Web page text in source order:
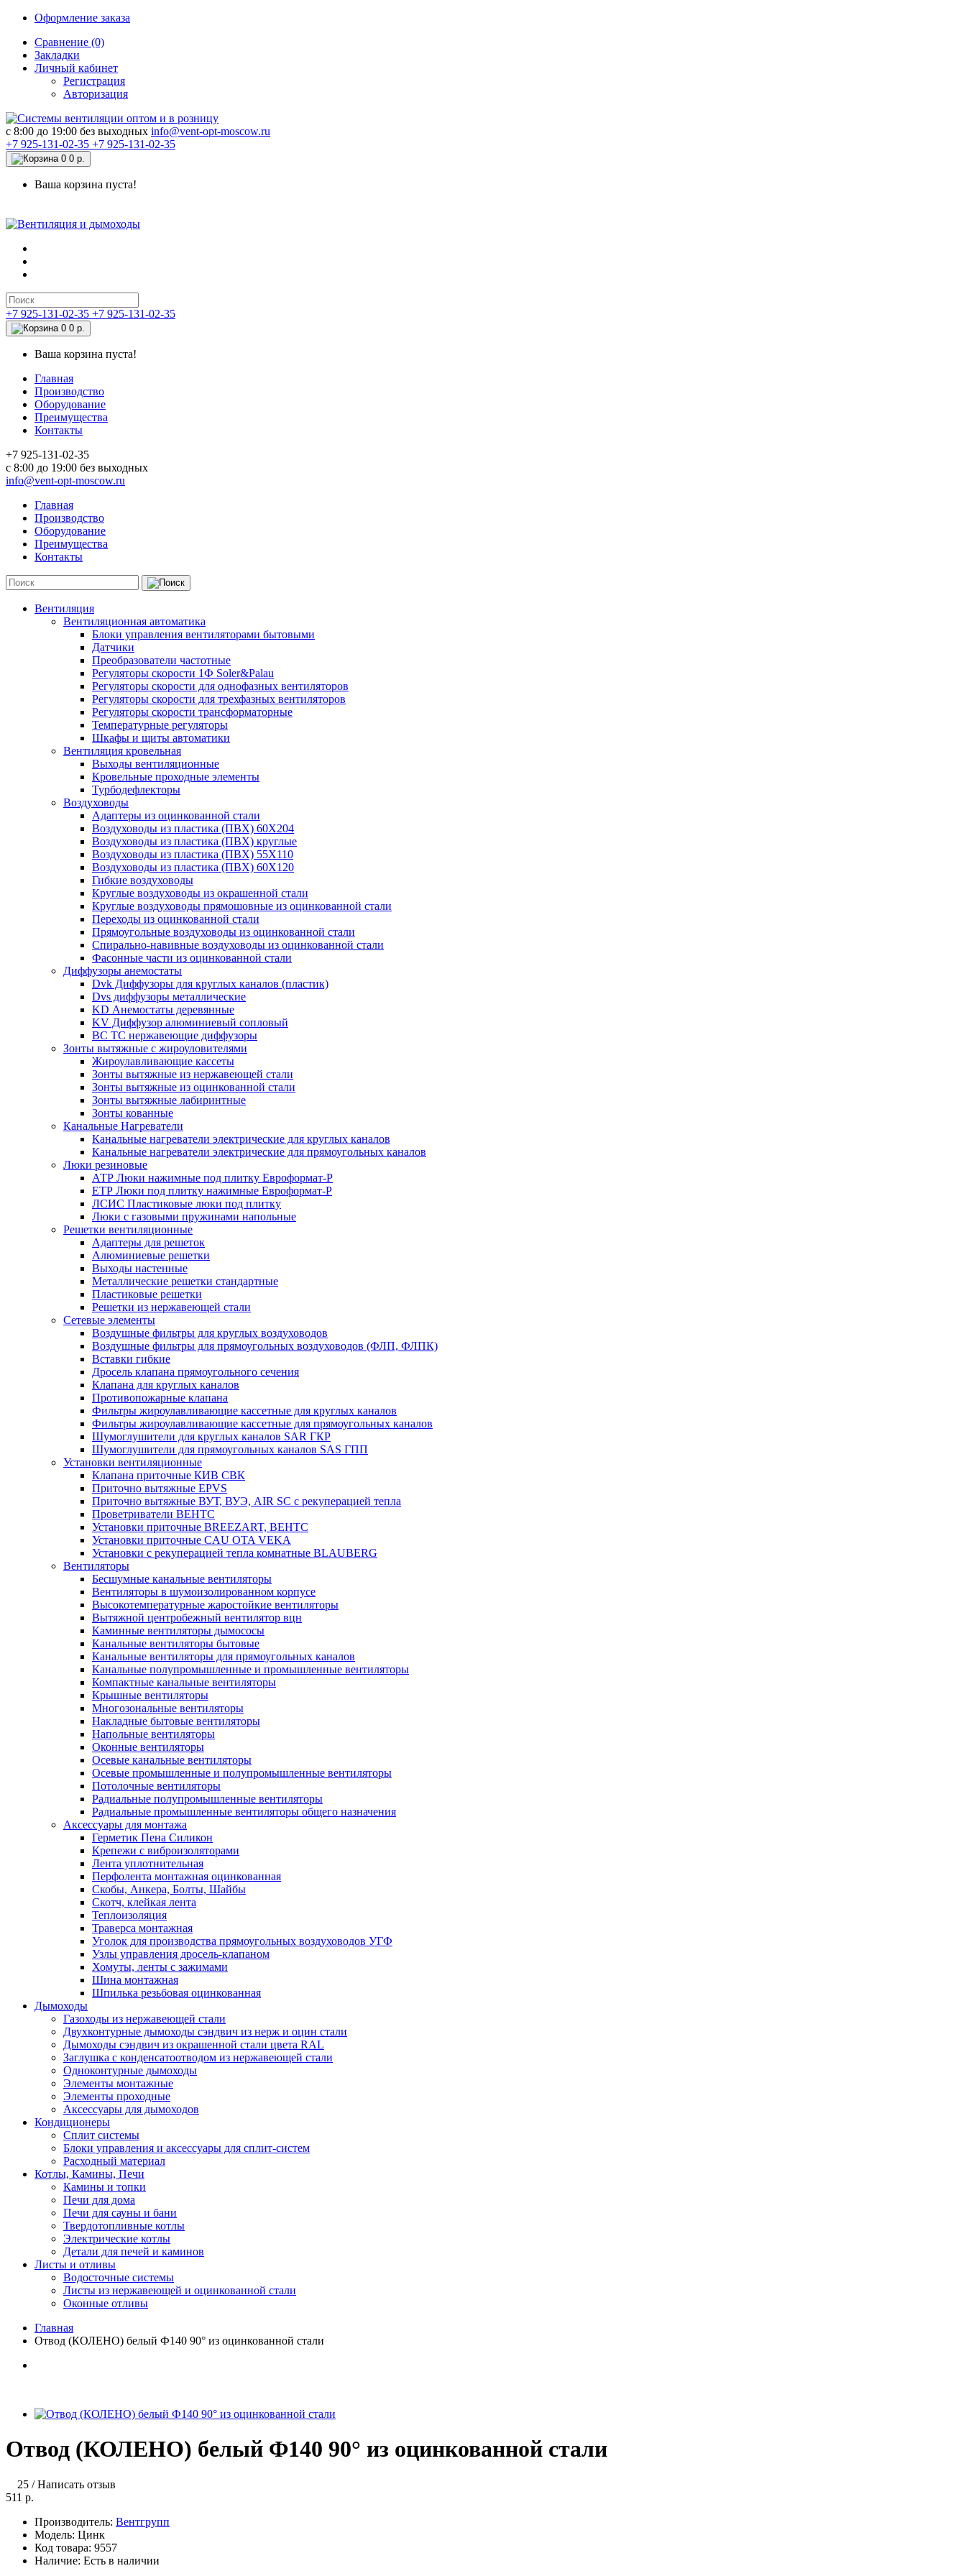
Оформление заказа
Сравнение (0)
Закладки
Личный кабинет
Регистрация
Авторизация
c 8:00 до 19:00 без выходных info@vent-opt-moscow.ru
+7 925-131-02-35 +7 925-131-02-35
0 0 р.
Ваша корзина пуста!
+7 925-131-02-35 +7 925-131-02-35
0 0 р.
Ваша корзина пуста!
Главная
Производство
Оборудование
Преимущества
Контакты
+7 925-131-02-35
c 8:00 до 19:00 без выходных
info@vent-opt-moscow.ru
Главная
Производство
Оборудование
Преимущества
Контакты
Вентиляция
Вентиляционная автоматика
Блоки управления вентиляторами бытовыми
Датчики
Преобразователи частотные
Регуляторы скорости 1Ф Soler&Palau
Регуляторы скорости для однофазных вентиляторов
Регуляторы скорости для трехфазных вентиляторов
Регуляторы скорости трансформаторные
Температурные регуляторы
Шкафы и щиты автоматики
Вентиляция кровельная
Выходы вентиляционные
Кровельные проходные элементы
Турбодефлекторы
Воздуховоды
Адаптеры из оцинкованной стали
Воздуховоды из пластика (ПВХ) 60Х204
Воздуховоды из пластика (ПВХ) круглые
Воздуховоды из пластика (ПВХ) 55Х110
Воздуховоды из пластика (ПВХ) 60Х120
Гибкие воздуховоды
Круглые воздуховоды из окрашенной стали
Круглые воздуховоды прямошовные из оцинкованной стали
Переходы из оцинкованной стали
Прямоугольные воздуховоды из оцинкованной стали
Спирально-навивные воздуховоды из оцинкованной стали
Фасонные части из оцинкованной стали
Диффузоры анемостаты
Dvk Диффузоры для круглых каналов (пластик)
Dvs диффузоры металлические
KD Анемостаты деревянные
KV Диффузор алюминиевый сопловый
ВС ТС нержавеющие диффузоры
Зонты вытяжные с жироуловителями
Жироулавливающие кассеты
Зонты вытяжные из нержавеющей стали
Зонты вытяжные из оцинкованной стали
Зонты вытяжные лабиринтные
Зонты кованные
Канальные Нагреватели
Канальные нагреватели электрические для круглых каналов
Канальные нагреватели электрические для прямоугольных каналов
Люки резиновые
АТР Люки нажимные под плитку Евроформат-Р
ЕТР Люки под плитку нажимные Евроформат-Р
ЛСИС Пластиковые люки под плитку
Люки с газовыми пружинами напольные
Решетки вентиляционные
Адаптеры для решеток
Алюминиевые решетки
Выходы настенные
Металлические решетки стандартные
Пластиковые решетки
Решетки из нержавеющей стали
Сетевые элементы
Воздушные фильтры для круглых воздуховодов
Воздушные фильтры для прямоугольных воздуховодов (ФЛП, ФЛПК)
Вставки гибкие
Дросель клапана прямоугольного сечения
Клапана для круглых каналов
Противопожарные клапана
Фильтры жироулавливающие кассетные для круглых каналов
Фильтры жироулавливающие кассетные для прямоугольных каналов
Шумоглушители для круглых каналов SAR ГКР
Шумоглушители для прямоугольных каналов SAS ГПП
Установки вентиляционные
Клапана приточные КИВ СВК
Приточно вытяжные EPVS
Приточно вытяжные ВУТ, ВУЭ, AIR SC с рекуперацией тепла
Проветриватели ВЕНТС
Установки приточные BREEZART, ВЕНТС
Установки приточные CAU OTA VEKA
Установки с рекуперацией тепла комнатные BLAUBERG
Вентиляторы
Бесшумные канальные вентиляторы
Вентиляторы в шумоизолированном корпусе
Высокотемпературные жаростойкие вентиляторы
Вытяжной центробежный вентилятор вцн
Каминные вентиляторы дымососы
Канальные вентиляторы бытовые
Канальные вентиляторы для прямоугольных каналов
Канальные полупромышленные и промышленные вентиляторы
Компактные канальные вентиляторы
Крышные вентиляторы
Многозональные вентиляторы
Накладные бытовые вентиляторы
Напольные вентиляторы
Оконные вентиляторы
Осевые канальные вентиляторы
Осевые промышленные и полупромышленные вентиляторы
Потолочные вентиляторы
Радиальные полупромышленные вентиляторы
Радиальные промышленные вентиляторы общего назначения
Аксессуары для монтажа
Герметик Пена Силикон
Крепежи с виброизоляторами
Лента уплотнительная
Перфолента монтажная оцинкованная
Скобы, Анкера, Болты, Шайбы
Скотч, клейкая лента
Теплоизоляция
Траверса монтажная
Уголок для производства прямоугольных воздуховодов УГФ
Узлы управления дросель-клапаном
Хомуты, ленты с зажимами
Шина монтажная
Шпилька резьбовая оцинкованная
Дымоходы
Газоходы из нержавеющей стали
Двухконтурные дымоходы сэндвич из нерж и оцин стали
Дымоходы сэндвич из окрашенной стали цвета RAL
Заглушка с конденсатоотводом из нержавеющей стали
Одноконтурные дымоходы
Элементы монтажные
Элементы проходные
Аксессуары для дымоходов
Кондиционеры
Сплит системы
Блоки управления и аксессуары для сплит-систем
Расходный материал
Котлы, Камины, Печи
Камины и топки
Печи для дома
Печи для сауны и бани
Твердотопливные котлы
Электрические котлы
Детали для печей и каминов
Листы и отливы
Водосточные системы
Листы из нержавеющей и оцинкованной стали
Оконные отливы
Главная
Отвод (КОЛЕНО) белый Ф140 90° из оцинкованной стали
Отвод (КОЛЕНО) белый Ф140 90° из оцинкованной стали
25 /Написать отзыв
511 р.
Производитель: Вентгрупп
Модель: Цинк
Код товара: 9557
Наличие: Есть в наличии